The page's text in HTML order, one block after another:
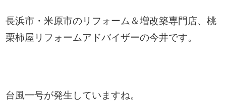
長浜市・米原市のリフォーム＆増改築専門店、桃
栗柿屋リフォームアドバイザーの今井です。
台風一号が発生していますね。